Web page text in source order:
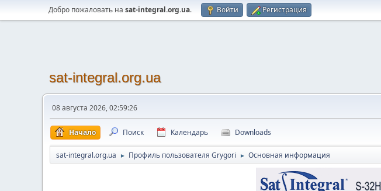
Добро пожаловать на sat-integral.org.ua. Войти Регистрация
sat-integral.org.ua
08 августа 2026, 02:59:26
Начало Поиск Календарь Downloads
sat-integral.org.ua ► Профиль пользователя Grygori ► Основная информация